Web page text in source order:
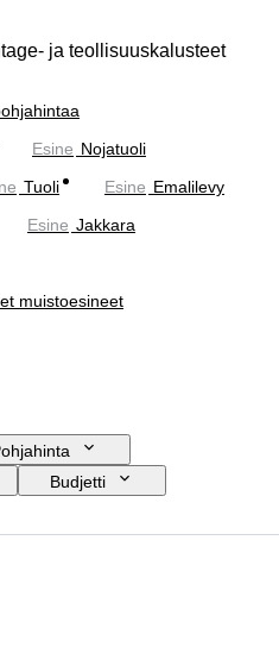
ja teollisuuskalusteet
Esine Nojatuoli
Tuoli Esine Emalilevy
Esine Jakkara
muistoesineet
Budjetti